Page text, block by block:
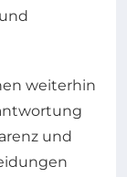
weiterhin
und